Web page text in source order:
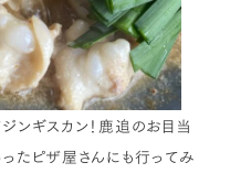
ンギスカン！鹿追のお目当
たピザ屋さんにも行ってみ